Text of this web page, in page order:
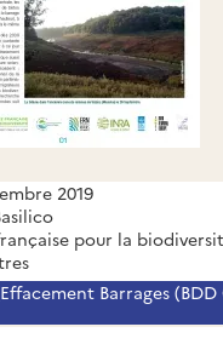
2019
pour la
Barrages (BDD